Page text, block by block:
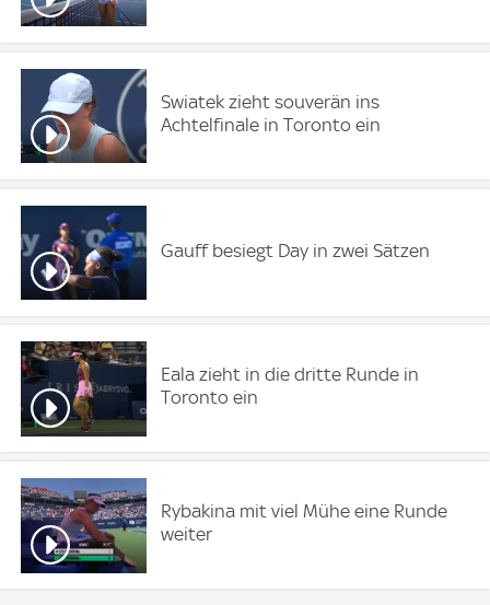
Swiatek zieht souverän ins
Achtelfinale in Toronto ein
Gauff besiegt Day in zwei Sätzen
Eala zieht in die dritte Runde in
Toronto ein
Rybakina mit viel Mühe eine Runde
weiter